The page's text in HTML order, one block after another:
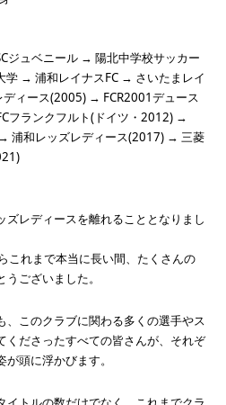
ジュベニール →︎ 陽北中学校サッカー
→︎ 浦和レイナスFC →︎ さいたまレイ
ィース(2005) →︎ FCR2001デュース
フランクフルト(ドイツ・2012) →︎
浦和レッズレディース(2017) →︎ 三菱
ズレディースを離れることとなりまし
これまで本当に長い間、たくさんの
ございました。
、このクラブに関わる多くの選手やス
くださったすべての皆さんが、それぞ
頭に浮かびます。